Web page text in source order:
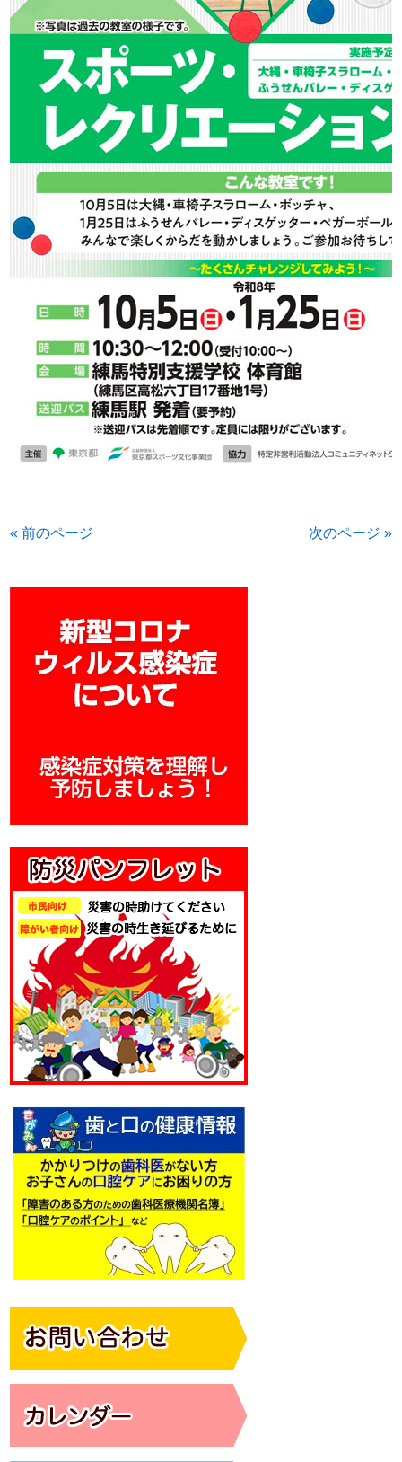
« 前のページ 次のページ »